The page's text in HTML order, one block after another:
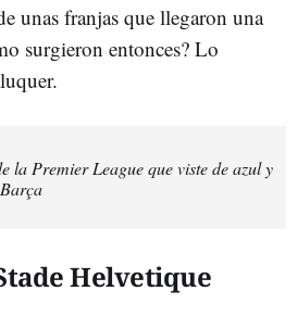
unas franjas que llegaron una
surgieron entonces? Lo
la Premier League que viste de azul y
Helvetique